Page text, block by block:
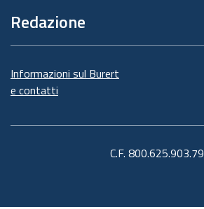
Redazione
Informazioni sul Burert
e contatti
C.F. 800.625.903.79